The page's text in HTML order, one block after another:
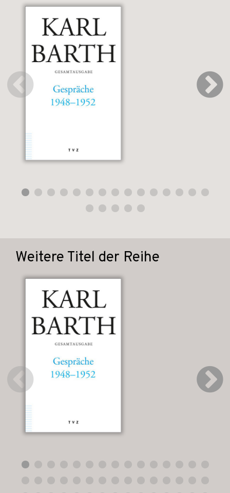
Weitere Titel der Reihe